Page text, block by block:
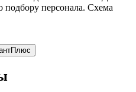
персонала. Схема